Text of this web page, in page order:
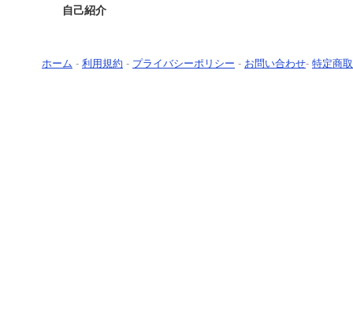
自己紹介
ホーム - 利用規約 - プライバシーポリシー - お問い合わせ- 特定商